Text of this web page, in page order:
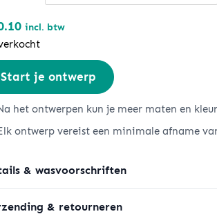
incl. btw
Start je ontwerp
het ontwerpen kun je meer maten en
ontwerp vereist een minimale afname
& wasvoorschriften
& retourneren